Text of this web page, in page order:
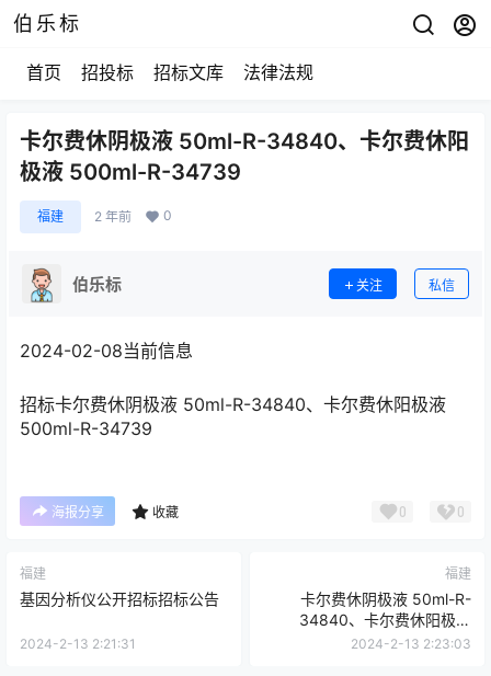
伯乐标
首页 招投标 招标文库 法律法规
卡尔费休阴极液 50ml-R-34840、卡尔费休阳
极液 500ml-R-34739
福建 2 年前 0
伯乐标 关注 私信
2024-02-08当前信息
招标卡尔费休阴极液 50ml-R-34840、卡尔费休阳极液
500ml-R-34739
海报分享 收藏 0 0
福建
基因分析仪公开招标招标公告
2024-2-13 2:21:31
福建
卡尔费休阴极液 50ml-R-
34840、卡尔费休阳极液
500ml-R-34739
2024-2-13 2:23:03